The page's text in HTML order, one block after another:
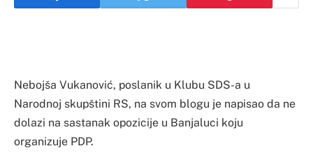
Nebojša Vukanović, poslanik u Klubu SDS-a u
Narodnoj skupštini RS, na svom blogu je napisao da ne
dolazi na sastanak opozicije u Banjaluci koju
organizuje PDP.